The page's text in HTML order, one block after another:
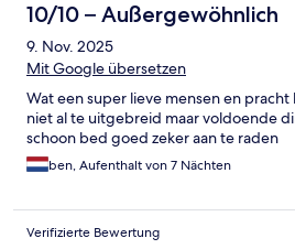
10/10 – Außergewöhnlich
9. Nov. 2025
Mit Google übersetzen
Wat een super lieve mensen en
niet al te uitgebreid maar voldoende
schoon bed goed zeker aan te raden
ben, Aufenthalt von 7 Nächten
Verifizierte Bewertung